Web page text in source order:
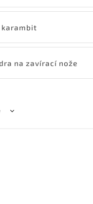
karambit
na zavírací nože